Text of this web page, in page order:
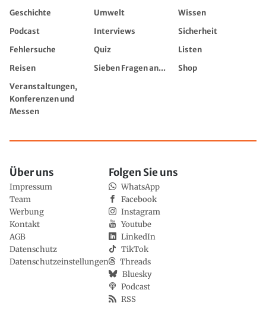
Geschichte Umwelt
Wissen
Podcast
Interviews
Sicherheit
Fehlersuche
Quiz
Listen
Reisen
Sieben Fragen an...
Shop
Veranstaltungen,
Konferenzen und
Messen
Über uns
Impressum
Team
Werbung
Kontakt
AGB
Datenschutz
Datenschutzeinstellungen
Folgen Sie uns
WhatsApp
Facebook
Instagram
Youtube
LinkedIn
TikTok
Threads
Bluesky
Podcast
RSS